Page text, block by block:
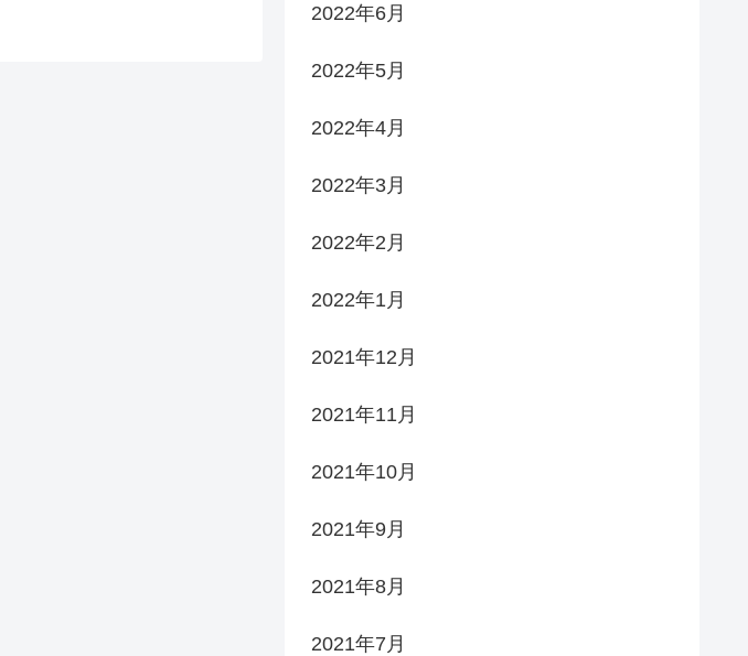
2022年6月
2022年5月
2022年4月
2022年3月
2022年2月
2022年1月
2021年12月
2021年11月
2021年10月
2021年9月
2021年8月
2021年7月